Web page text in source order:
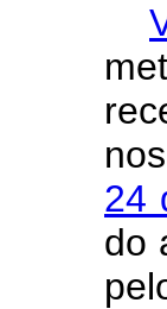
nos
24
do